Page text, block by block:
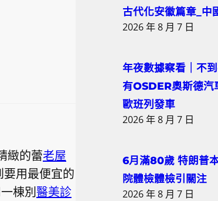
緻的蕾老屋
用最便宜的
棟別醫美診
古代化安徽篇章_中
2026 年 8 月 7 日
年夜數據察看｜不
有OSDER奧斯德汽
歐班列發車
2026 年 8 月 7 日
6月滿80歲 特朗普
院體檢體檢引關注
2026 年 8 月 7 日